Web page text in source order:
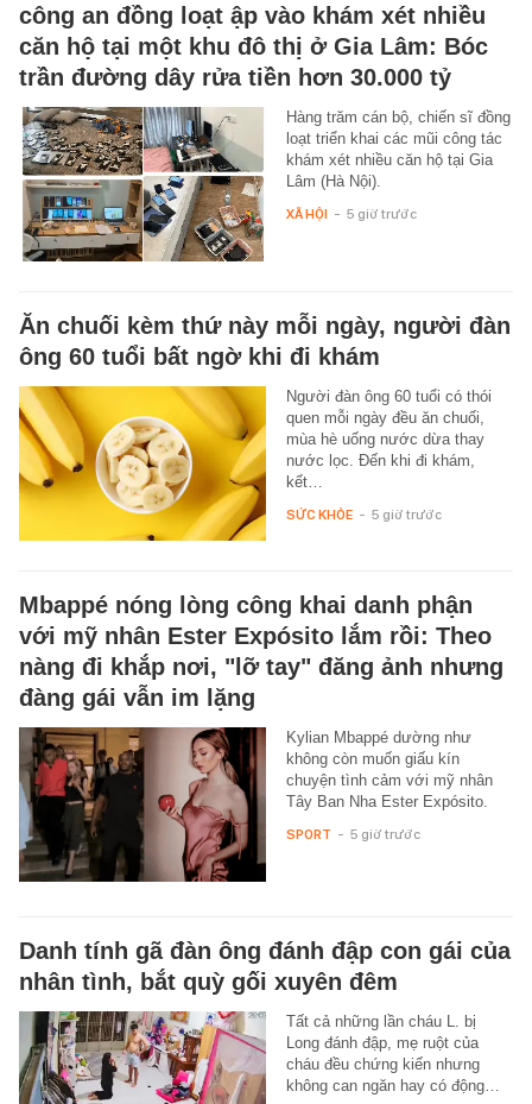
công an đồng loạt ập vào khám xét nhiều
căn hộ tại một khu đô thị ở Gia Lâm: Bóc
trần đường dây rửa tiền hơn 30.000 tỷ
Hàng trăm cán bộ, chiến sĩ đồng
loạt triển khai các mũi công tác
khám xét nhiều căn hộ tại Gia
Lâm (Hà Nội).
XÃ HỘI - 5 giờ trước
Ăn chuối kèm thứ này mỗi ngày, người đàn
ông 60 tuổi bất ngờ khi đi khám
Người đàn ông 60 tuổi có thói
quen mỗi ngày đều ăn chuối,
mùa hè uống nước dừa thay
nước lọc. Đến khi đi khám,
kết…
SỨC KHỎE - 5 giờ trước
Mbappé nóng lòng công khai danh phận
với mỹ nhân Ester Expósito lắm rồi: Theo
nàng đi khắp nơi, "lỡ tay" đăng ảnh nhưng
đàng gái vẫn im lặng
Kylian Mbappé dường như
không còn muốn giấu kín
chuyện tình cảm với mỹ nhân
Tây Ban Nha Ester Expósito.
SPORT - 5 giờ trước
Danh tính gã đàn ông đánh đập con gái của
nhân tình, bắt quỳ gối xuyên đêm
Tất cả những lần cháu L. bị
Long đánh đập, mẹ ruột của
cháu đều chứng kiến nhưng
không can ngăn hay có động…